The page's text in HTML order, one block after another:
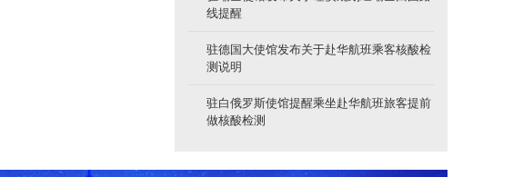
线提醒
驻德国大使馆发布关于赴华航班乘客核酸检
测说明
驻白俄罗斯使馆提醒乘坐赴华航班旅客提前
做核酸检测